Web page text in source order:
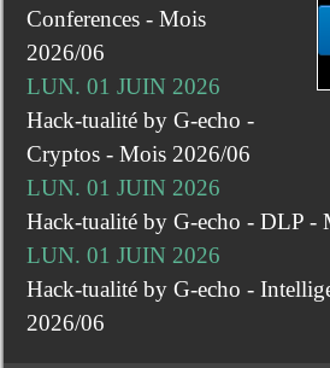
Conferences - Mois
2026/06
LUN. 01 JUIN 2026
Hack-tualité by G-echo -
Cryptos - Mois 2026/06
LUN. 01 JUIN 2026
Hack-tualité by G-echo - DLP -
LUN. 01 JUIN 2026
Hack-tualité by G-echo -
2026/06